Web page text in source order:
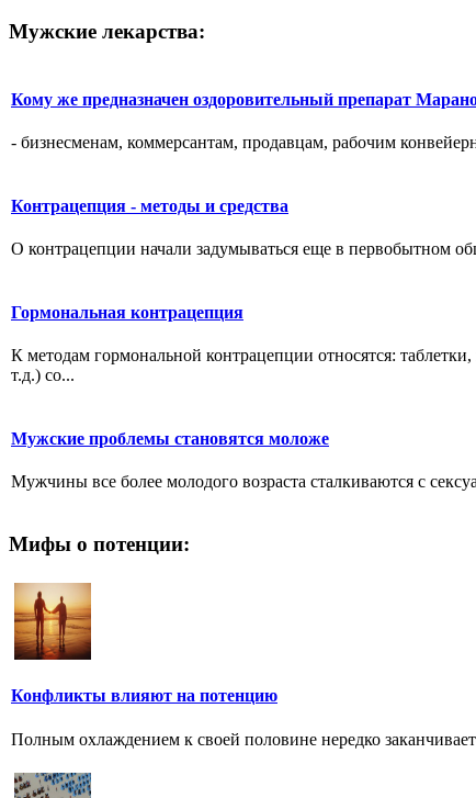
Мужские лекарства:
Кому же предназначен оздоровительный препарат
- бизнесменам, коммерсантам, продавцам, рабочим
Контрацепция - методы и средства
О контрацепции начали задумываться еще в первобытном
Гормональная контрацепция
К методам гормональной контрацепции относятся:
т.д.) со...
Мужские проблемы становятся моложе
Мужчины все более молодого возраста сталкиваются с
Мифы о потенции:
Конфликты влияют на потенцию
Полным охлаждением к своей половине нередко